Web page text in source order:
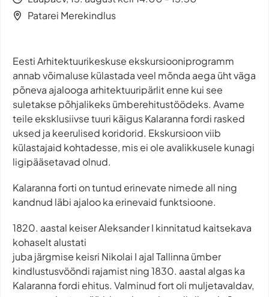
Patarei Merekindlus
Eesti Arhitektuurikeskuse ekskursiooniprogramm
annab võimaluse külastada veel mõnda aega üht väga
põneva ajalooga arhitektuuripärlit enne kui see
suletakse põhjalikeks ümberehitustöödeks. Avame
teile eksklusiivse tuuri käigus Kalaranna fordi rasked
uksed ja keerulised koridorid. Ekskursioon viib
külastajaid kohtadesse, mis ei ole avalikkusele kunagi
ligipääsetavad olnud.
Kalaranna forti on tuntud erinevate nimede all ning
kandnud läbi ajaloo ka erinevaid funktsioone.
1820. aastal keiser Aleksander I kinnitatud kaitsekava
kohaselt alustati
juba järgmise keisri Nikolai I ajal Tallinna ümber
kindlustusvööndi rajamist ning 1830. aastal algas ka
Kalaranna fordi ehitus. Valminud fort oli muljetavaldav,